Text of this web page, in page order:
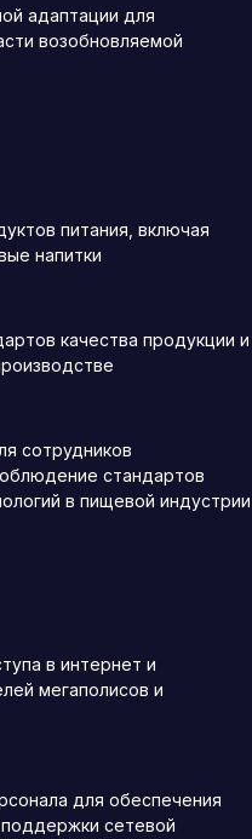
адаптации для
возобновляемой
питания, включая
напитки
качества продукции и
сотрудников
стандартов
в пищевой индустрии
в интернет и
мегаполисов и
для обеспечения
сетевой